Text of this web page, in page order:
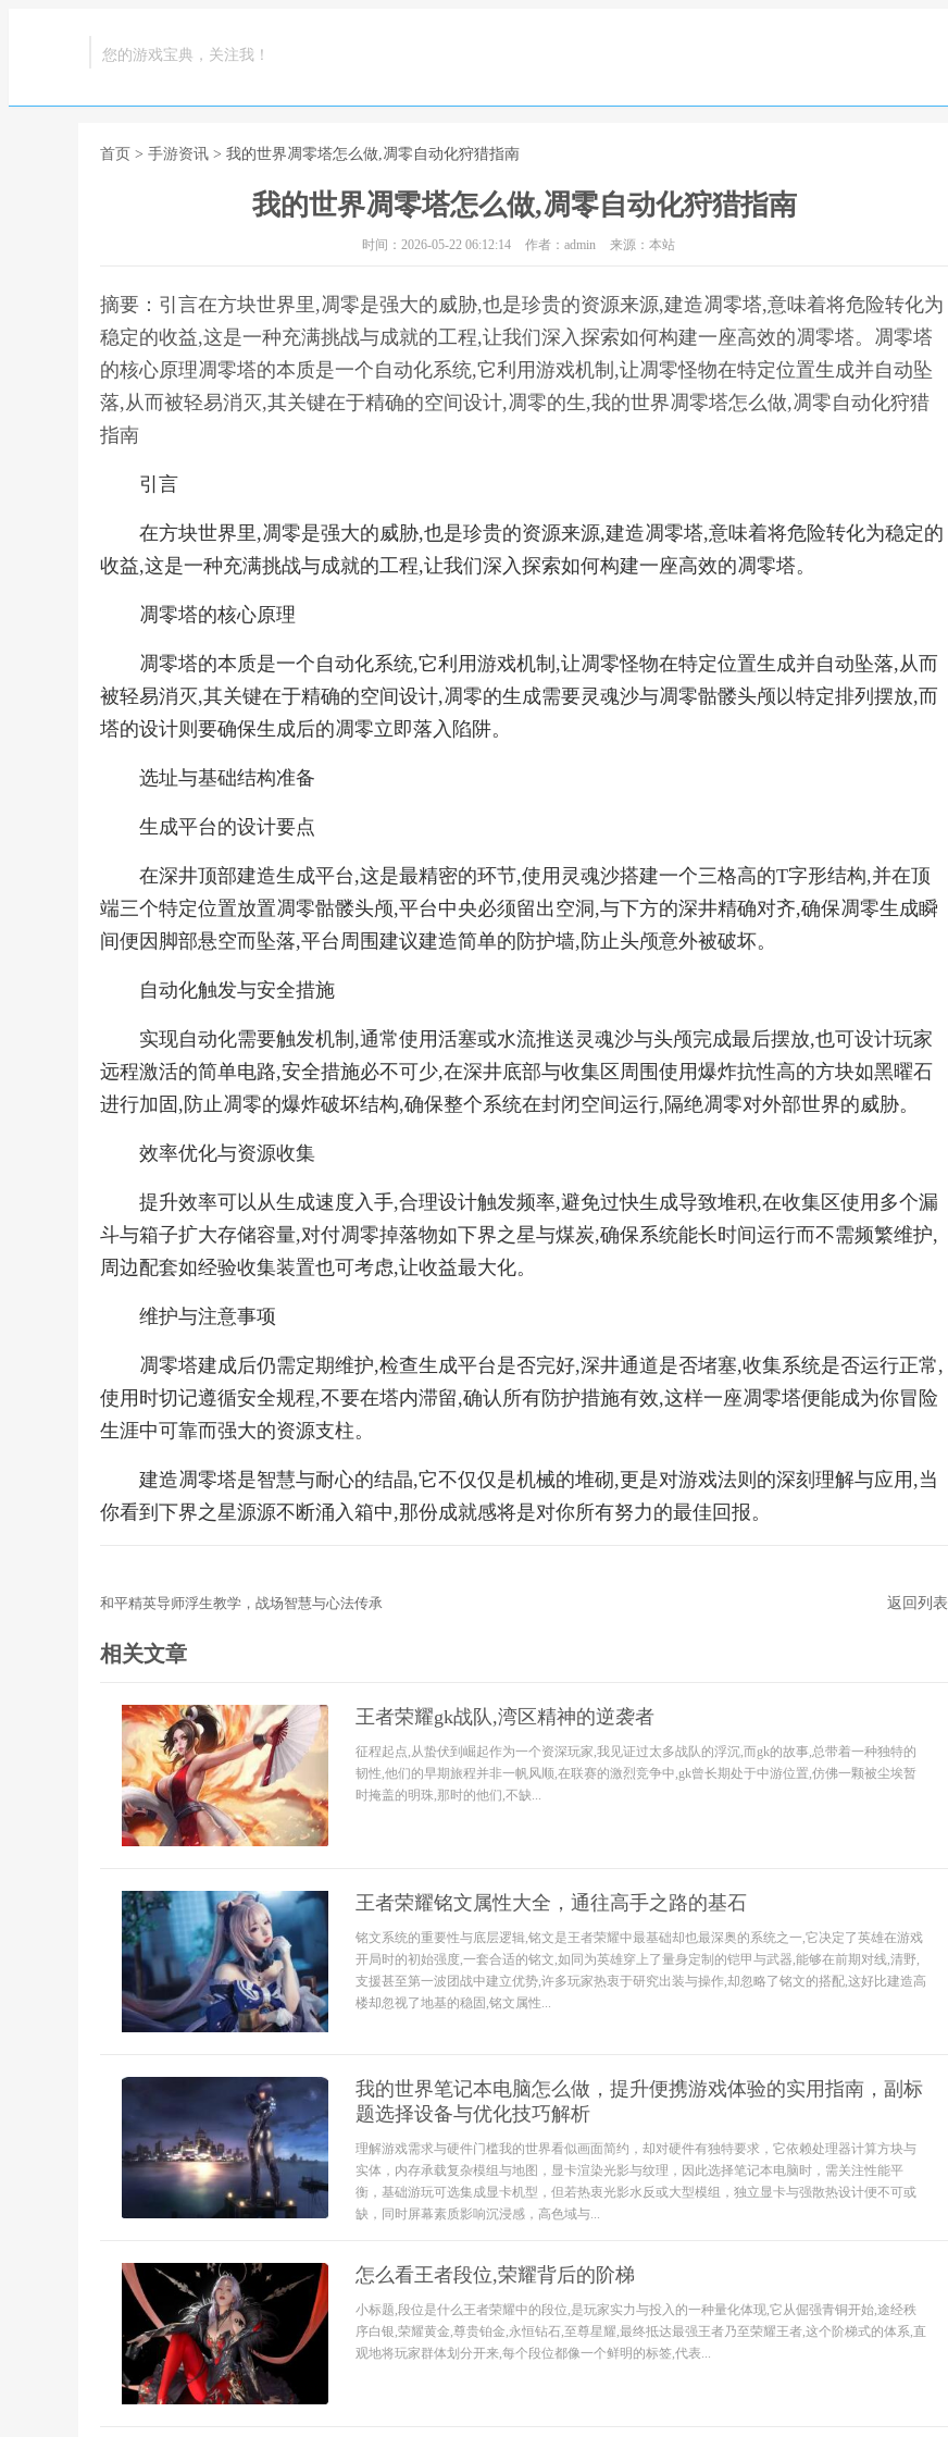
您的游戏宝典，关注我！
首页 > 手游资讯 > 我的世界凋零塔怎么做,凋零自动化狩猎指南
我的世界凋零塔怎么做,凋零自动化狩猎指南
时间：2026-05-22 06:12:14 作者：admin 来源：本站
摘要：引言在方块世界里,凋零是强大的威胁,也是珍贵的资源来源,建造凋零塔,意味着将危险转化为
稳定的收益,这是一种充满挑战与成就的工程,让我们深入探索如何构建一座高效的凋零塔。凋零塔
的核心原理凋零塔的本质是一个自动化系统,它利用游戏机制,让凋零怪物在特定位置生成并自动坠
落,从而被轻易消灭,其关键在于精确的空间设计,凋零的生,我的世界凋零塔怎么做,凋零自动化狩猎
指南
引言
在方块世界里,凋零是强大的威胁,也是珍贵的资源来源,建造凋零塔,意味着将危险转化为稳定的
收益,这是一种充满挑战与成就的工程,让我们深入探索如何构建一座高效的凋零塔。
凋零塔的核心原理
凋零塔的本质是一个自动化系统,它利用游戏机制,让凋零怪物在特定位置生成并自动坠落,从而
被轻易消灭,其关键在于精确的空间设计,凋零的生成需要灵魂沙与凋零骷髅头颅以特定排列摆放,而
塔的设计则要确保生成后的凋零立即落入陷阱。
选址与基础结构准备
生成平台的设计要点
在深井顶部建造生成平台,这是最精密的环节,使用灵魂沙搭建一个三格高的T字形结构,并在顶
端三个特定位置放置凋零骷髅头颅,平台中央必须留出空洞,与下方的深井精确对齐,确保凋零生成瞬
间便因脚部悬空而坠落,平台周围建议建造简单的防护墙,防止头颅意外被破坏。
自动化触发与安全措施
实现自动化需要触发机制,通常使用活塞或水流推送灵魂沙与头颅完成最后摆放,也可设计玩家
远程激活的简单电路,安全措施必不可少,在深井底部与收集区周围使用爆炸抗性高的方块如黑曜石
进行加固,防止凋零的爆炸破坏结构,确保整个系统在封闭空间运行,隔绝凋零对外部世界的威胁。
效率优化与资源收集
提升效率可以从生成速度入手,合理设计触发频率,避免过快生成导致堆积,在收集区使用多个漏
斗与箱子扩大存储容量,对付凋零掉落物如下界之星与煤炭,确保系统能长时间运行而不需频繁维护,
周边配套如经验收集装置也可考虑,让收益最大化。
维护与注意事项
凋零塔建成后仍需定期维护,检查生成平台是否完好,深井通道是否堵塞,收集系统是否运行正常,
使用时切记遵循安全规程,不要在塔内滞留,确认所有防护措施有效,这样一座凋零塔便能成为你冒险
生涯中可靠而强大的资源支柱。
建造凋零塔是智慧与耐心的结晶,它不仅仅是机械的堆砌,更是对游戏法则的深刻理解与应用,当
你看到下界之星源源不断涌入箱中,那份成就感将是对你所有努力的最佳回报。
和平精英导师浮生教学，战场智慧与心法传承 返回列表
相关文章
王者荣耀gk战队,湾区精神的逆袭者
征程起点,从蛰伏到崛起作为一个资深玩家,我见证过太多战队的浮沉,而gk的故事,总带着一种独特的
韧性,他们的早期旅程并非一帆风顺,在联赛的激烈竞争中,gk曾长期处于中游位置,仿佛一颗被尘埃暂
时掩盖的明珠,那时的他们,不缺...
王者荣耀铭文属性大全，通往高手之路的基石
铭文系统的重要性与底层逻辑,铭文是王者荣耀中最基础却也最深奥的系统之一,它决定了英雄在游戏
开局时的初始强度,一套合适的铭文,如同为英雄穿上了量身定制的铠甲与武器,能够在前期对线,清野,
支援甚至第一波团战中建立优势,许多玩家热衷于研究出装与操作,却忽略了铭文的搭配,这好比建造高
楼却忽视了地基的稳固,铭文属性...
我的世界笔记本电脑怎么做，提升便携游戏体验的实用指南，副标
题选择设备与优化技巧解析
理解游戏需求与硬件门槛我的世界看似画面简约，却对硬件有独特要求，它依赖处理器计算方块与
实体，内存承载复杂模组与地图，显卡渲染光影与纹理，因此选择笔记本电脑时，需关注性能平
衡，基础游玩可选集成显卡机型，但若热衷光影水反或大型模组，独立显卡与强散热设计便不可或
缺，同时屏幕素质影响沉浸感，高色域与...
怎么看王者段位,荣耀背后的阶梯
小标题,段位是什么王者荣耀中的段位,是玩家实力与投入的一种量化体现,它从倔强青铜开始,途经秩
序白银,荣耀黄金,尊贵铂金,永恒钻石,至尊星耀,最终抵达最强王者乃至荣耀王者,这个阶梯式的体系,直
观地将玩家群体划分开来,每个段位都像一个鲜明的标签,代表...